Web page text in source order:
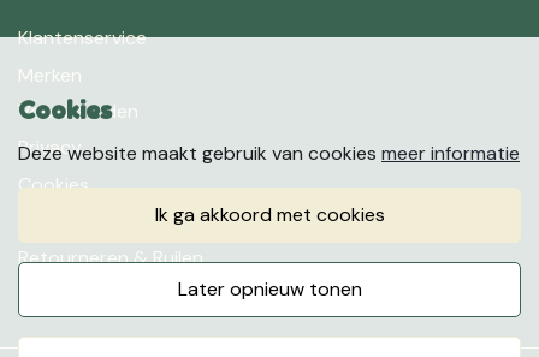
Klantenservice
Merken
Voorwaarden
Privacy
Cookies
Retourneren & Ruilen
Cookies
Deze website maakt gebruik van cookies meer informatie
ik ga akkoord met cookies
later opnieuw tonen